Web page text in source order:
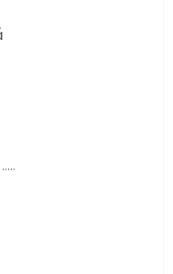
5 hvězdiček.
5 hvězdiček.
5 hvězdiček.